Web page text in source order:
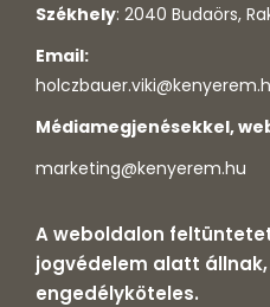
Székhely: 2040 Budaörs,
Email:
Médiamegjenésekkel,
marketing@kenyerem.hu
A weboldalon
jogvédelem alatt
engedélyköteles.